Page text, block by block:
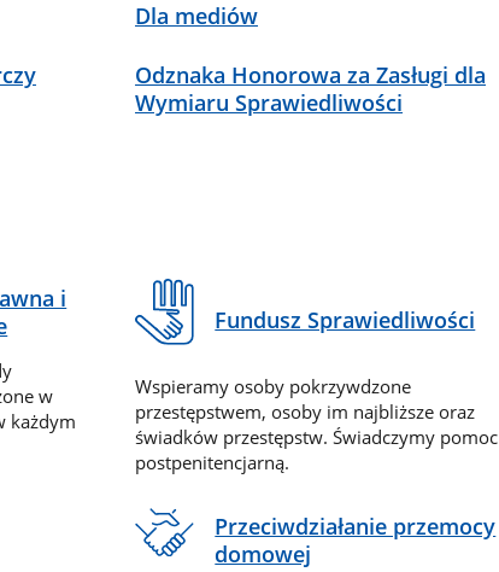
Dla mediów
Odznaka Honorowa za Zasługi dla
Wymiaru Sprawiedliwości
i
w
każdym
Fundusz Sprawiedliwości
Wspieramy osoby pokrzywdzone
przestępstwem, osoby im najbliższe oraz
świadków przestępstw. Świadczymy pomoc
postpenitencjarną.
Przeciwdziałanie przemocy
domowej